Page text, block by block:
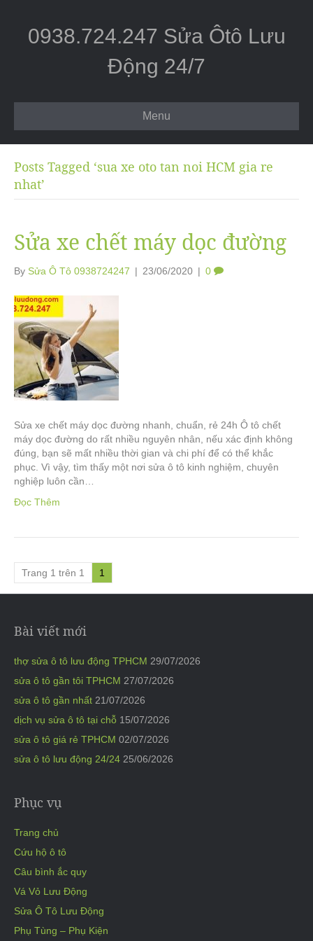
0938.724.247 Sửa Ôtô Lưu
Động 24/7
Menu
Posts Tagged ‘sua xe oto tan noi HCM gia re
nhat’
Sửa xe chết máy dọc đường
By Sửa Ô Tô 0938724247 | 23/06/2020 | 0
Sửa xe chết máy dọc đường nhanh, chuẩn, rẻ 24h Ô tô chết
máy dọc đường do rất nhiều nguyên nhân, nếu xác định không
đúng, bạn sẽ mất nhiều thời gian và chi phí để có thể khắc
phục. Vì vậy, tìm thấy một nơi sửa ô tô kinh nghiệm, chuyên
nghiệp luôn cần…
Đọc Thêm
Trang 1 trên 1 1
Bài viết mới
thợ sửa ô tô lưu động TPHCM 29/07/2026
sửa ô tô gần tôi TPHCM 27/07/2026
sửa ô tô gần nhất 21/07/2026
dịch vụ sửa ô tô tại chỗ 15/07/2026
sửa ô tô giá rẻ TPHCM 02/07/2026
sửa ô tô lưu động 24/24 25/06/2026
Phục vụ
Trang chủ
Cứu hộ ô tô
Câu bình ắc quy
Vá Vỏ Lưu Động
Sửa Ô Tô Lưu Động
Phụ Tùng – Phụ Kiện